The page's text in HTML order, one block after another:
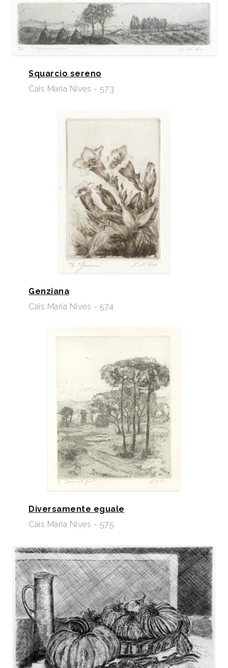
Squarcio sereno
Cais Maria Nives - 573
Genziana
Cais Maria Nives - 574
Diversamente eguale
Cais Maria Nives - 575